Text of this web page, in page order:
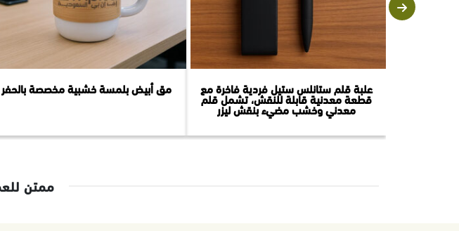
علبة قلم ستانلس ستيل فردية فاخرة مع
قطعة معدنية قابلة للنقش، تشمل قلم
معدني وخشب مضيء بنقش ليزر
مق أبيض بلمسة خشبية مخصصة بالحفر
ممتن